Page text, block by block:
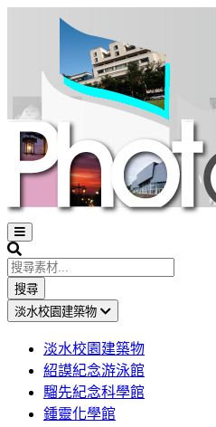
Open
sidebar
Search
搜尋
淡水校園建築物
淡水校園建築物
紹謨紀念游泳館
騮先紀念科學館
鍾靈化學館